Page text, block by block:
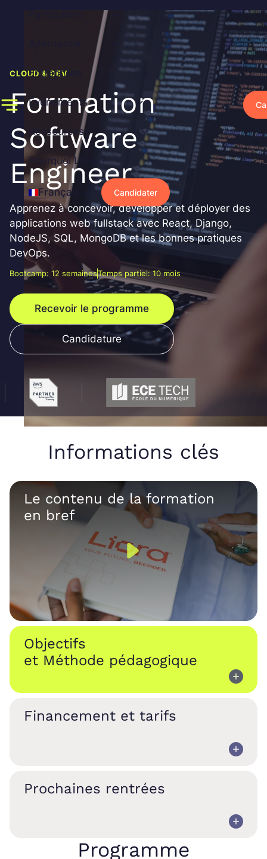
Entreprises
Événements
Ressources
Pourquoi Liora ?
Français Candidater
CLOUD & DEV
Formation
Software
Engineer
Apprenez à concevoir, développer et déployer des
applications web fullstack avec React, Django,
NodeJS, SQL, MongoDB et les bonnes pratiques
DevOps.
Bootcamp: 12 semainesTemps partiel: 10 mois
Recevoir le programme
Candidature
Informations clés
Le contenu de la formation
en bref
Objectifs
et Méthode pédagogique
Financement et tarifs
Prochaines rentrées
Programme